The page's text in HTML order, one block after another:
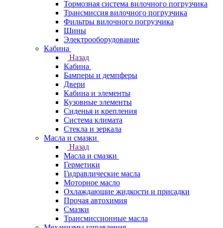
Тормозная система вилочного погрузчика
Трансмиссия вилочного погрузчика
Фильтры вилочного погрузчика
Шины
Электрооборудование
Кабина
Назад
Кабина
Бамперы и демпферы
Двери
Кабина и элементы
Кузовные элементы
Сиденья и крепления
Система климата
Стекла и зеркала
Масла и смазки
Назад
Масла и смазки
Герметики
Гидравлические масла
Моторное масло
Охлаждающие жидкости и присадки
Прочая автохимия
Смазки
Трансмиссионные масла